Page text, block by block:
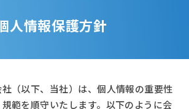
人情報保護方針
（以下、当社）は、個人情報の重要性
範を順守いたします。以下のように会